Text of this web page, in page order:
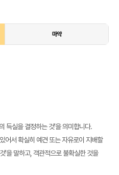
마약
득실을 결정하는 것'을 의미합니다.
어서 확실히 예견 또는 자유로이 지배할
'을 말하고, 객관적으로 불확실한 것을